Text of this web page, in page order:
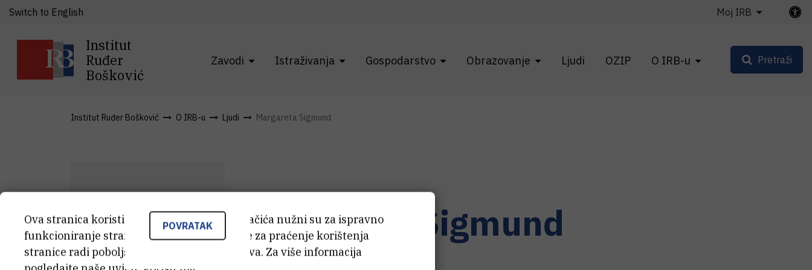
Institut
Ruđer
Bošković
Zavodi Istraživanja Gospodarstvo Obrazovanje Ljudi OZIP O IRB-u
Switch to English Moj IRB
Pretraži
Institut Ruđer Bošković O IRB-u Ljudi Margareta Sigmund
MS Margareta Sigmund
Asistent
POVRATAK
Ova stranica koristi kolačiće. Neki od tih kolačića nužni su za ispravno
funkcioniranje stranice, dok se drugi koriste za praćenje korištenja
stranice radi poboljšanja korisničkog iskustva. Za više informacija